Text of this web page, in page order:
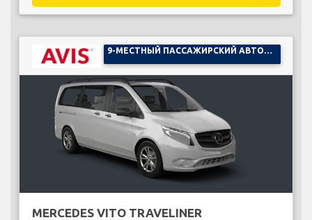
MERCEDES VITO TRAVELINER